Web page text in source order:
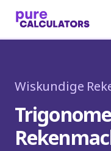
Wiskundige